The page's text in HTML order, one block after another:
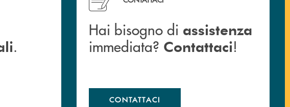
.
Hai bisogno di assistenza
immediata? Contattaci!
CONTATTACI